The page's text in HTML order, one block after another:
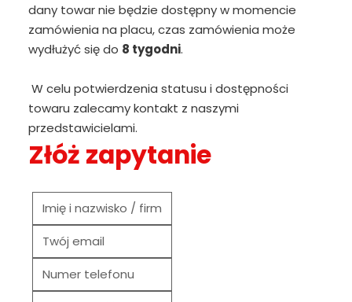
dany towar nie będzie dostępny w momencie
zamówienia na placu, czas zamówienia może
wydłużyć się do 8 tygodni.
W celu potwierdzenia statusu i dostępności
towaru zalecamy kontakt z naszymi
przedstawicielami.
Złóż zapytanie